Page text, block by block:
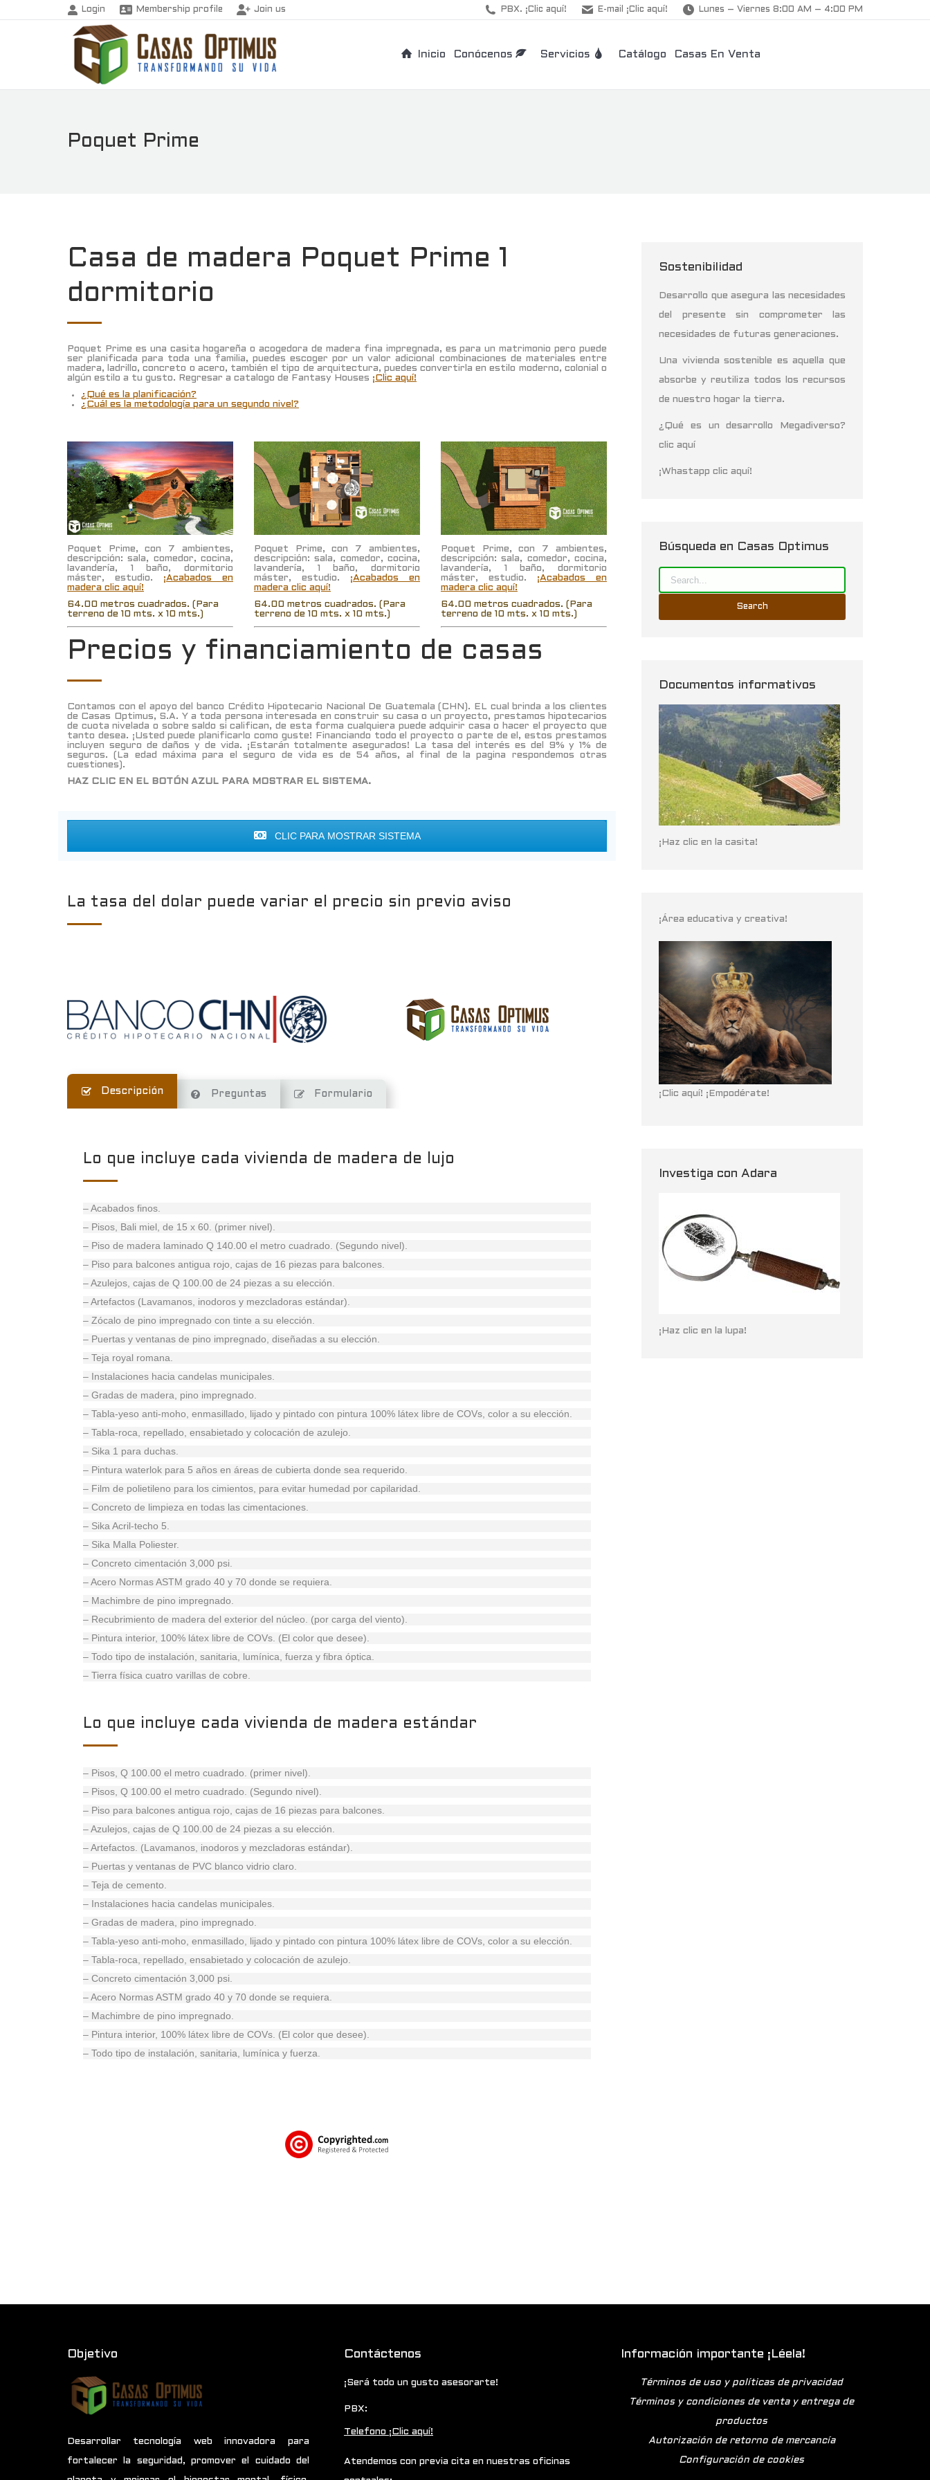
Login Membership profile Join us PBX. ¡Clic aquí! E-mail ¡Clic aquí! Lunes – Viernes 8:00 AM – 4:00 PM
Inicio Conócenos Servicios Catálogo Casas En Venta
Poquet Prime
Casa de madera Poquet Prime 1
dormitorio
Poquet Prime es una casita hogareña o acogedora de madera fina impregnada, es para un matrimonio pero puede
ser planificada para toda una familia, puedes escoger por un valor adicional combinaciones de materiales entre
madera, ladrillo, concreto o acero, también el tipo de arquitectura, puedes convertirla en estilo moderno, colonial o
algún estilo a tu gusto. Regresar a catalogo de Fantasy Houses ¡Clic aquí!
¿Qué es la planificación?
¿Cuál es la metodología para un segundo nivel?
Poquet Prime, con 7 ambientes,
descripción: sala, comedor, cocina,
lavandería, 1 baño, dormitorio
máster, estudio. ¡Acabados en
madera clic aquí!
64.00 metros cuadrados. (Para
terreno de 10 mts. x 10 mts.)
Poquet Prime, con 7 ambientes,
descripción: sala, comedor, cocina,
lavandería, 1 baño, dormitorio
máster, estudio. ¡Acabados en
madera clic aquí!
64.00 metros cuadrados. (Para
terreno de 10 mts. x 10 mts.)
Poquet Prime, con 7 ambientes,
descripción: sala, comedor, cocina,
lavandería, 1 baño, dormitorio
máster, estudio. ¡Acabados en
madera clic aquí!
64.00 metros cuadrados. (Para
terreno de 10 mts. x 10 mts.)
Precios y financiamiento de casas
Contamos con el apoyo del banco Crédito Hipotecario Nacional De Guatemala (CHN). EL cual brinda a los clientes
de Casas Optimus, S.A. Y a toda persona interesada en construir su casa o un proyecto, prestamos hipotecarios
de cuota nivelada o sobre saldo si califican, de esta forma cualquiera puede adquirir casa o hacer el proyecto que
tanto desea. ¡Usted puede planificarlo como guste! Financiando todo el proyecto o parte de el, estos prestamos
incluyen seguro de daños y de vida. ¡Estarán totalmente asegurados! La tasa del interés es del 9% y 1% de
seguros. (La edad máxima para el seguro de vida es de 54 años, al final de la pagina respondemos otras
cuestiones).
HAZ CLIC EN EL BOTÓN AZUL PARA MOSTRAR EL SISTEMA.
CLIC PARA MOSTRAR SISTEMA
La tasa del dolar puede variar el precio sin previo aviso
Descripción Preguntas Formulario
Lo que incluye cada vivienda de madera de lujo
– Acabados finos.
– Pisos, Bali miel, de 15 x 60. (primer nivel).
– Piso de madera laminado Q 140.00 el metro cuadrado. (Segundo nivel).
– Piso para balcones antigua rojo, cajas de 16 piezas para balcones.
– Azulejos, cajas de Q 100.00 de 24 piezas a su elección.
– Artefactos (Lavamanos, inodoros y mezcladoras estándar).
– Zócalo de pino impregnado con tinte a su elección.
– Puertas y ventanas de pino impregnado, diseñadas a su elección.
– Teja royal romana.
– Instalaciones hacia candelas municipales.
– Gradas de madera, pino impregnado.
– Tabla-yeso anti-moho, enmasillado, lijado y pintado con pintura 100% látex libre de COVs, color a su elección.
– Tabla-roca, repellado, ensabietado y colocación de azulejo.
– Sika 1 para duchas.
– Pintura waterlok para 5 años en áreas de cubierta donde sea requerido.
– Film de polietileno para los cimientos, para evitar humedad por capilaridad.
– Concreto de limpieza en todas las cimentaciones.
– Sika Acril-techo 5.
– Sika Malla Poliester.
– Concreto cimentación 3,000 psi.
– Acero Normas ASTM grado 40 y 70 donde se requiera.
– Machimbre de pino impregnado.
– Recubrimiento de madera del exterior del núcleo. (por carga del viento).
– Pintura interior, 100% látex libre de COVs. (El color que desee).
– Todo tipo de instalación, sanitaria, lumínica, fuerza y fibra óptica.
– Tierra física cuatro varillas de cobre.
Lo que incluye cada vivienda de madera estándar
– Pisos, Q 100.00 el metro cuadrado. (primer nivel).
– Pisos, Q 100.00 el metro cuadrado. (Segundo nivel).
– Piso para balcones antigua rojo, cajas de 16 piezas para balcones.
– Azulejos, cajas de Q 100.00 de 24 piezas a su elección.
– Artefactos. (Lavamanos, inodoros y mezcladoras estándar).
– Puertas y ventanas de PVC blanco vidrio claro.
– Teja de cemento.
– Instalaciones hacia candelas municipales.
– Gradas de madera, pino impregnado.
– Tabla-yeso anti-moho, enmasillado, lijado y pintado con pintura 100% látex libre de COVs, color a su elección.
– Tabla-roca, repellado, ensabietado y colocación de azulejo.
– Concreto cimentación 3,000 psi.
– Acero Normas ASTM grado 40 y 70 donde se requiera.
– Machimbre de pino impregnado.
– Pintura interior, 100% látex libre de COVs. (El color que desee).
– Todo tipo de instalación, sanitaria, lumínica y fuerza.
Sostenibilidad
Desarrollo que asegura las necesidades
del presente sin comprometer las
necesidades de futuras generaciones.
Una vivienda sostenible es aquella que
absorbe y reutiliza todos los recursos
de nuestro hogar la tierra.
¿Qué es un desarrollo Megadiverso?
clic aquí
¡Whastapp clic aquí!
Búsqueda en Casas Optimus
Documentos informativos
¡Haz clic en la casita!
¡Área educativa y creativa!
¡Clic aquí! ¡Empodérate!
Investiga con Adara
¡Haz clic en la lupa!
Objetivo
Desarrollar tecnología web innovadora para
fortalecer la seguridad, promover el cuidado del
Contáctenos
¡Será todo un gusto asesorarte!
PBX:
Telefono ¡Clic aquí!
Atendemos con previa cita en nuestras oficinas
Información importante ¡Léela!
Términos de uso y políticas de privacidad
Términos y condiciones de venta y entrega de
productos
Autorización de retorno de mercancía
Configuración de cookies